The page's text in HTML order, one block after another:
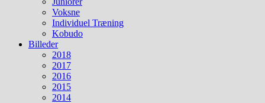
Voksne
Individuel Træning
Kobudo
Billeder
2018
2017
2016
2015
2014